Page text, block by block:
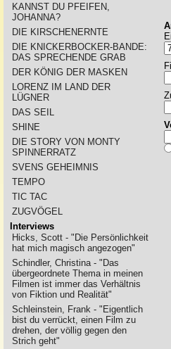
KANNST DU PFEIFEN,
JOHANNA?
DIE KIRSCHENERNTE
DIE KNICKERBOCKER-BANDE:
DAS SPRECHENDE GRAB
DER KÖNIG DER MASKEN
LORENZ IM LAND DER
LÜGNER
DAS SEIL
SHINE
DIE STORY VON MONTY
SPINNERRATZ
SVENS GEHEIMNIS
TEMPO
TIC TAC
ZUGVÖGEL
Interviews
Hicks, Scott - "Die Persönlichkeit
hat mich magisch angezogen"
Schindler, Christina - "Das
übergeordnete Thema in meinen
Filmen ist immer das Verhältnis
von Fiktion und Realität"
Schleinstein, Frank - "Eigentlich
bist du verrückt, einen Film zu
drehen, der völlig gegen den
Strich geht"